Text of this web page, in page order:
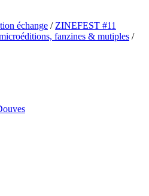
échange / ZINEFEST #11
fanzines & mutiples /